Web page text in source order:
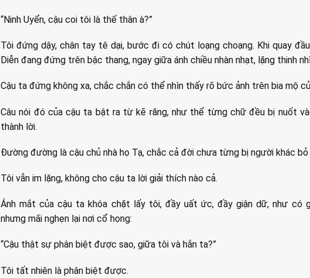
“Ninh Uyển, cậu coi tôi là thế thân à?”
Tôi đứng dậy, chân tay tê dại, bước đi có chút loạng choạng. Khi quay
Diễn đang đứng trên bậc thang, ngay giữa ánh chiều nhàn nhạt, lặng thinh
Cậu ta đứng không xa, chắc chắn có thể nhìn thấy rõ bức ảnh trên bia mộ
Câu nói đó của cậu ta bật ra từ kẽ răng, như thể từng chữ đều bị nuốt
thành lời.
Đường đường là cậu chủ nhà họ Tạ, chắc cả đời chưa từng bị người khác bỏ
Tôi vẫn im lặng, không cho cậu ta lời giải thích nào cả.
Ánh mắt của cậu ta khóa chặt lấy tôi, đầy uất ức, đầy giận dữ, như có
nhưng mãi nghẹn lại nơi cổ họng:
“Cậu thật sự phân biệt được sao, giữa tôi và hắn ta?”
Tôi tất nhiên là phân biệt được.